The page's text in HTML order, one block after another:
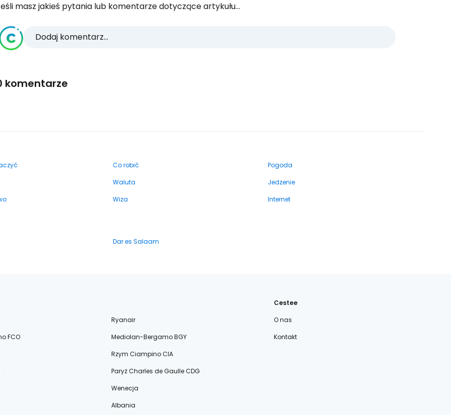
masz jakieś pytania lub komentarze dotyczące artykułu...
Dodaj komentarz...
komentarze
Co robić
Pogoda
Waluta
Jedzenie
Wiza Internet
Dar es Salaam
Ryanair
FCO
Mediolan-Bergamo BGY
Rzym Ciampino CIA
Paryż Charles de Gaulle CDG
Wenecja
Albania
Cestee
O nas
Kontakt